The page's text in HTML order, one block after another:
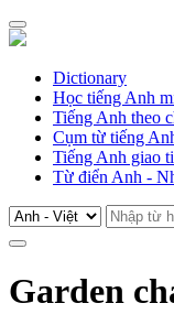
Dictionary
Học tiếng Anh
Tiếng Anh theo
Cụm từ tiếng
Tiếng Anh giao
Từ điển Anh -
Garden